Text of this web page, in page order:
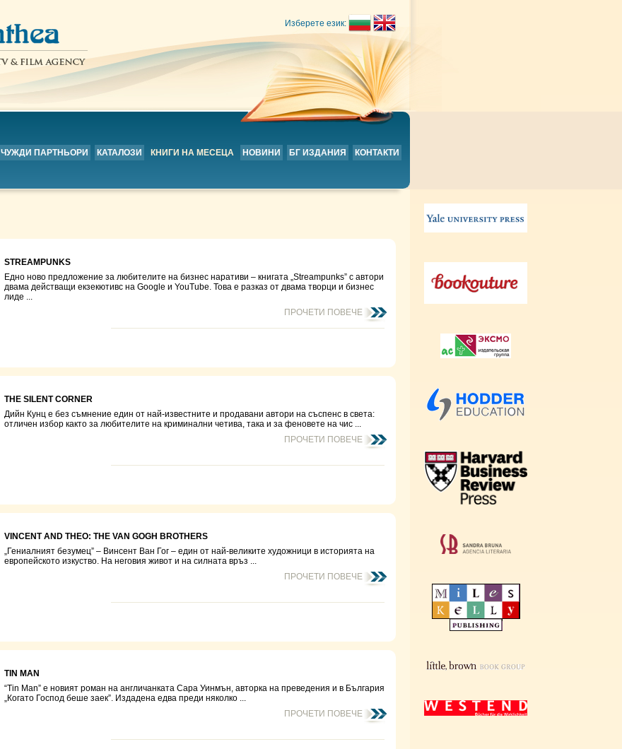
Изберете език:
ЧУЖДИ ПАРТНЬОРИ КАТАЛОЗИ КНИГИ НА МЕСЕЦА НОВИНИ БГ ИЗДАНИЯ КОНТАКТИ
STREAMPUNKS
Едно ново предложение за любителите на бизнес наративи – книгата „Streampunks” с автори
двама действащи екзекютивс на Google и YouTube. Това е разказ от двама творци и бизнес
лиде ...
ПРОЧЕТИ ПОВЕЧЕ
THE SILENT CORNER
Дийн Кунц е без съмнение един от най-известните и продавани автори на съспенс в света:
отличен избор както за любителите на криминални четива, така и за феновете на чис ...
ПРОЧЕТИ ПОВЕЧЕ
VINCENT AND THEO: THE VAN GOGH BROTHERS
„Гениалният безумец” – Винсент Ван Гог – един от най-великите художници в историята на
европейското изкуство. На неговия живот и на силната връз ...
ПРОЧЕТИ ПОВЕЧЕ
TIN MAN
“Tin Man” е новият роман на англичанката Сара Уинмън, авторка на преведения и в България
„Когато Господ беше заек”. Издадена едва преди няколко ...
ПРОЧЕТИ ПОВЕЧЕ